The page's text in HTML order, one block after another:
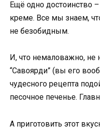
Ещё одно достоинство
креме. Все мы знаем,
не безобидным.
И, что немаловажно, не
“Савоярди” (вы его
чудесного рецепта
песочное печенье.
А приготовить этот